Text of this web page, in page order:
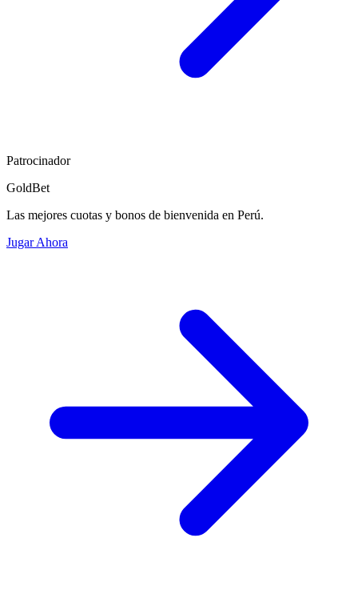
Patrocinador
GoldBet
Las mejores cuotas y bonos de bienvenida en Perú.
Jugar Ahora